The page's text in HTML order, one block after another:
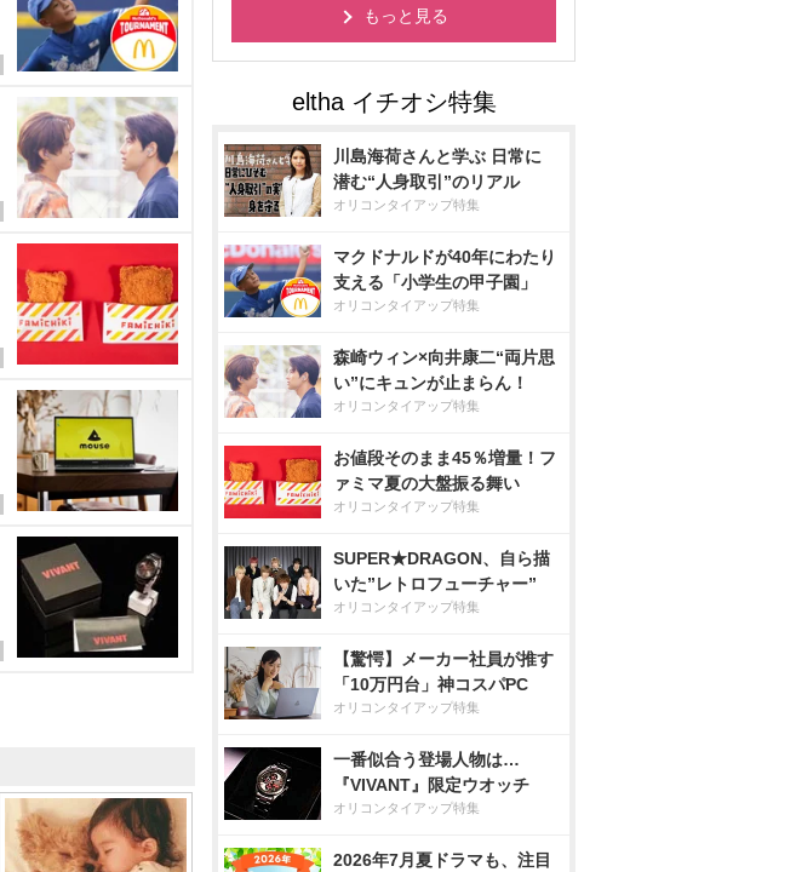
もっと見る
川島海荷さんと学ぶ 日常に
潜む“人身取引”のリアル
オリコンタイアップ特集
マクドナルドが40年にわたり
支える「小学生の甲子園」
オリコンタイアップ特集
森崎ウィン×向井康二“両片思
い”にキュンが止まらん！
オリコンタイアップ特集
お値段そのまま45％増量！フ
ァミマ夏の大盤振る舞い
オリコンタイアップ特集
SUPER★DRAGON、自ら描
いた”レトロフューチャー”
オリコンタイアップ特集
【驚愕】メーカー社員が推す
「10万円台」神コスパPC
オリコンタイアップ特集
一番似合う登場人物は…
『VIVANT』限定ウオッチ
オリコンタイアップ特集
2026年7月夏ドラマも、注目